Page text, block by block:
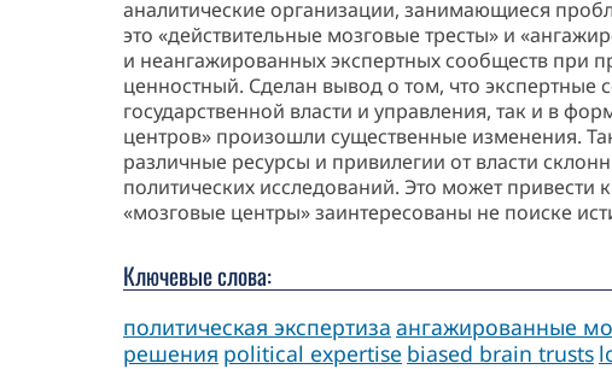
аналитические организации, занимающиеся
это «действительные мозговые тресты» и
и неангажированных экспертных сообществ при
ценностный. Сделан вывод о том, что экспертные
государственной власти и управления, так и в
центров» произошли существенные изменения.
различные ресурсы и привилегии от власти
политических исследований. Это может привести
«мозговые центры» заинтересованы не поиске
Ключевые слова:
политическая экспертиза ангажированные
решения political expertise biased brain trusts